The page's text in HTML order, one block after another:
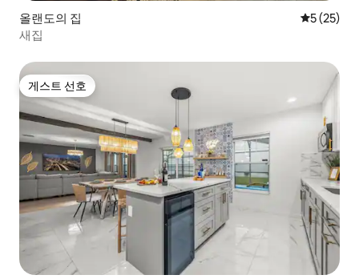
올랜도의 집 평점 5점
5 (25)
새집
게스트 선호
게스트 선호